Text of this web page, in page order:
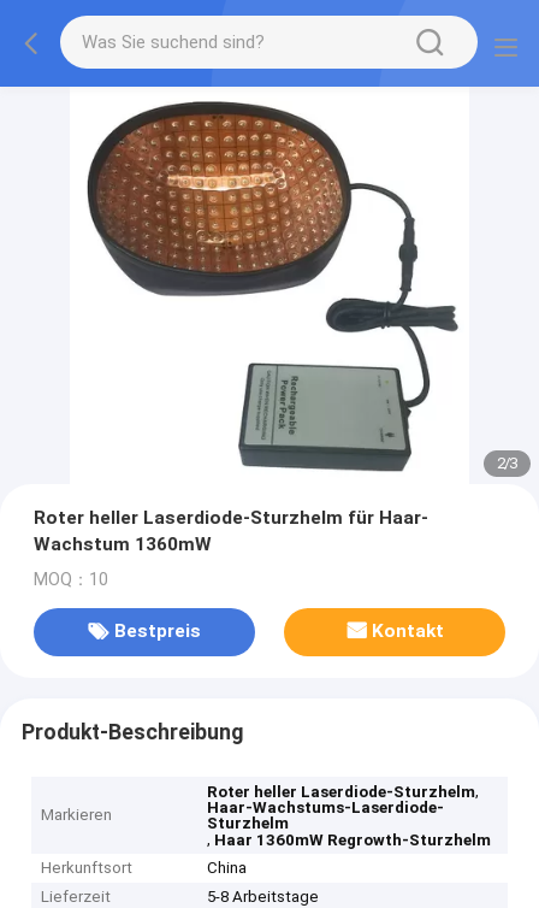
2/3
Roter heller Laserdiode-Sturzhelm für Haar-
Wachstum 1360mW
MOQ：10
Bestpreis Kontakt
Produkt-Beschreibung
Markieren
Roter heller Laserdiode-Sturzhelm,
Haar-Wachstums-Laserdiode-
Sturzhelm
, Haar 1360mW Regrowth-Sturzhelm
Herkunftsort
China
Lieferzeit
5-8 Arbeitstage